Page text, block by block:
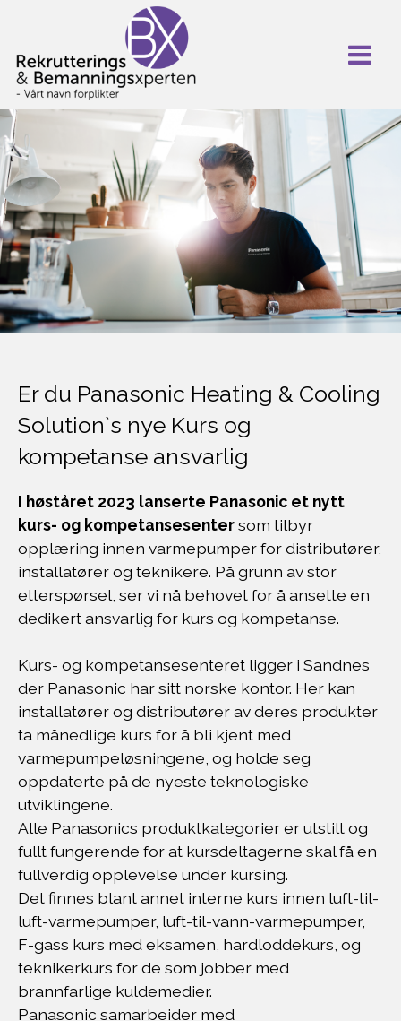
Er du Panasonic Heating & Cooling
Solution`s nye Kurs og
kompetanse ansvarlig
I høståret 2023 lanserte Panasonic et nytt
kurs- og kompetansesentersom tilbyr
opplæring innen varmepumper for distributører,
installatører og teknikere. På grunn av stor
etterspørsel, ser vi nå behovet for å ansette en
dedikert ansvarlig for kurs og kompetanse.
Kurs- og kompetansesenteret ligger i Sandnes
der Panasonic har sitt norske kontor. Her kan
installatører og distributører av deres produkter
ta månedlige kurs for å bli kjent med
varmepumpeløsningene, og holde seg
oppdaterte på de nyeste teknologiske
utviklingene.
Alle Panasonics produktkategorier er utstilt og
fullt fungerende for at kursdeltagerne skal få en
fullverdig opplevelse under kursing.
Det finnes blant annet interne kurs innen luft-til-
luft-varmepumper, luft-til-vann-varmepumper,
F-gass kurs med eksamen, hardloddekurs, og
teknikerkurs for de som jobber med
brannfarlige kuldemedier.
Panasonic samarbeider med